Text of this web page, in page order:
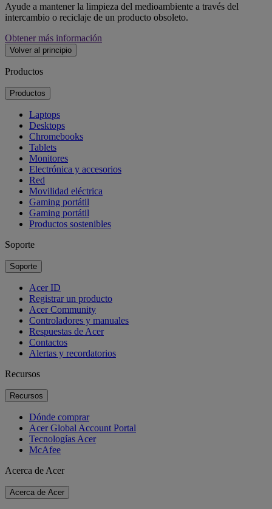
Ayude a mantener la limpieza del medioambiente a través del
intercambio o reciclaje de un producto obsoleto.
Obtener más información
Volver al principio
Productos
Productos
Laptops
Desktops
Chromebooks
Tablets
Monitores
Electrónica y accesorios
Red
Movilidad eléctrica
Gaming portátil
Gaming portátil
Productos sostenibles
Soporte
Soporte
Acer ID
Registrar un producto
Acer Community
Controladores y manuales
Respuestas de Acer
Contactos
Alertas y recordatorios
Recursos
Recursos
Dónde comprar
Acer Global Account Portal
Tecnologías Acer
McAfee
Acerca de Acer
Acerca de Acer